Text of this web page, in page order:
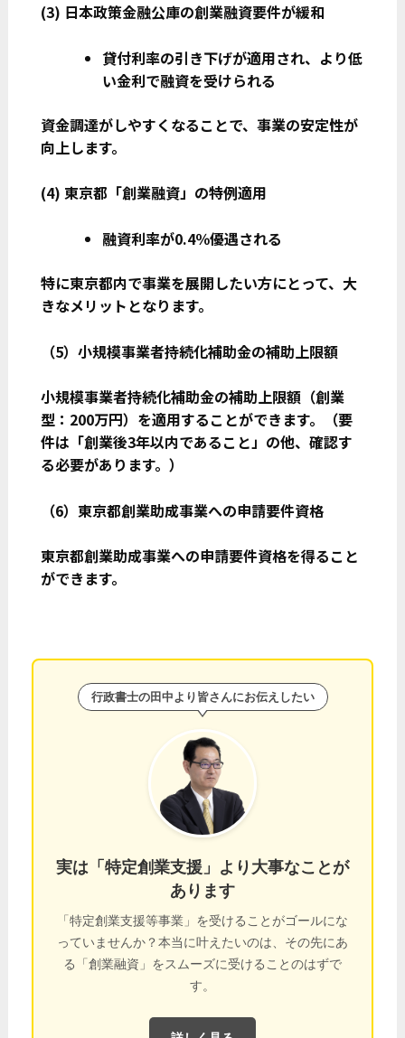
(3) 日本政策金融公庫の創業融資要件が緩和
貸付利率の引き下げが適用され、より低
い金利で融資を受けられる
資金調達がしやすくなることで、事業の安定性が
向上します。
(4) 東京都「創業融資」の特例適用
融資利率が0.4％優遇される
特に東京都内で事業を展開したい方にとって、大
きなメリットとなります。
（5）小規模事業者持続化補助金の補助上限額
小規模事業者持続化補助金の補助上限額（創業
型：200万円）を適用することができます。（要
件は「創業後3年以内であること」の他、確認す
る必要があります。）
（6）東京都創業助成事業への申請要件資格
東京都創業助成事業への申請要件資格を得ること
ができます。
行政書士の田中より皆さんにお伝えしたい
実は「特定創業支援」より大事なことが
あります
「特定創業支援等事業」を受けることがゴールにな
っていませんか？本当に叶えたいのは、その先にあ
る「創業融資」をスムーズに受けることのはずで
す。